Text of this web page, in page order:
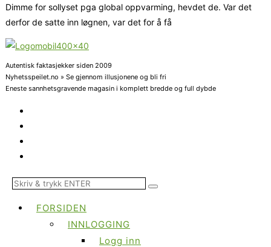
Dimme for sollyset pga global oppvarming, hevdet de. Var det
derfor de satte inn løgnen, var det for å få
Autentisk faktasjekker siden 2009
Nyhetsspeilet.no » Se gjennom illusjonene og bli fri
Eneste sannhetsgravende magasin i komplett bredde og full dybde
FORSIDEN
INNLOGGING
Logg inn